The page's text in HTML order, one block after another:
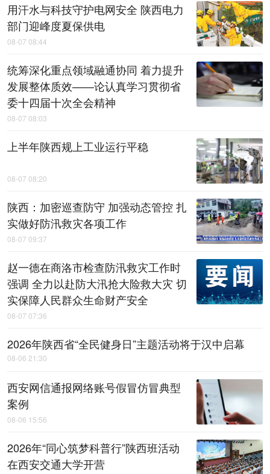
用汗水与科技守护电网安全 陕西电力
部门迎峰度夏保供电
08-07 08:44
统筹深化重点领域融通协同 着力提升
发展整体质效——论认真学习贯彻省
委十四届十次全会精神
08-07 08:03
上半年陕西规上工业运行平稳
08-07 08:20
陕西：加密巡查防守 加强动态管控 扎
实做好防汛救灾各项工作
08-07 09:37
赵一德在商洛市检查防汛救灾工作时
强调 全力以赴防大汛抢大险救大灾 切
实保障人民群众生命财产安全
08-07 07:36
2026年陕西省“全民健身日”主题活动将于汉中启幕
08-06 21:30
西安网信通报网络账号假冒仿冒典型
案例
08-06 15:56
2026年“同心筑梦科普行”陕西班活动
在西安交通大学开营